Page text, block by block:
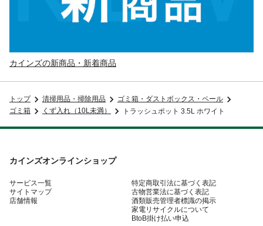
カインズの新商品・新着商品
トップ 清掃用品・掃除用品
ゴミ箱・ダストボックス・ペール
ゴミ箱
くず入れ（10L未満） トラッシュポット 3.5L ホワイト
カインズオンラインショップ
サービス一覧
サイトマップ
店舗情報
特定商取引法に基づく表記
古物営業法に基づく表記
酒類販売管理者標識の掲示
家電リサイクルについて
BtoB掛け払い申込